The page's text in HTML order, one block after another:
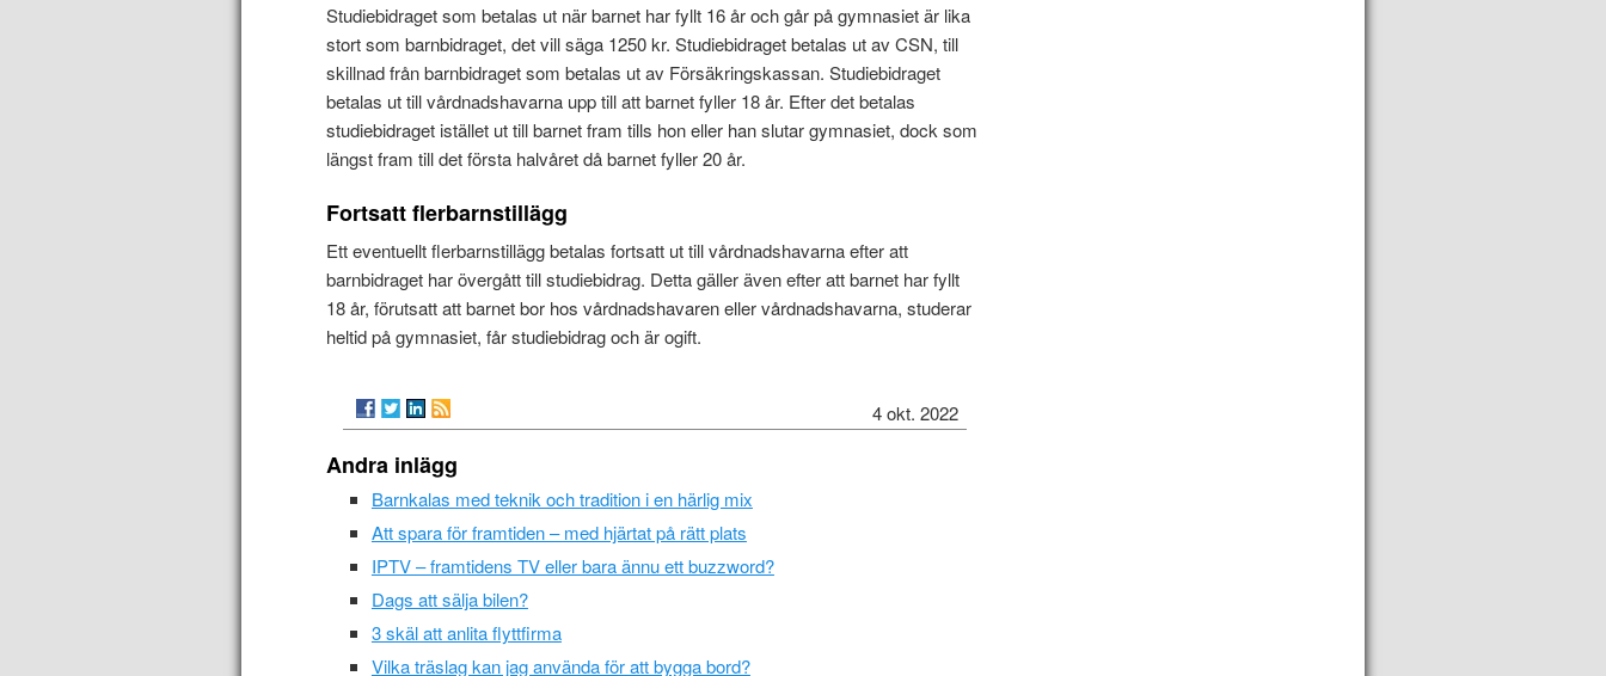
Studiebidraget som betalas ut när barnet har fyllt 16 år och går på gymnasiet är lika
stort som barnbidraget, det vill säga 1250 kr. Studiebidraget betalas ut av CSN, till
skillnad från barnbidraget som betalas ut av Försäkringskassan. Studiebidraget
betalas ut till vårdnadshavarna upp till att barnet fyller 18 år. Efter det betalas
studiebidraget istället ut till barnet fram tills hon eller han slutar gymnasiet, dock som
längst fram till det första halvåret då barnet fyller 20 år.
Fortsatt flerbarnstillägg
Ett eventuellt flerbarnstillägg betalas fortsatt ut till vårdnadshavarna efter att
barnbidraget har övergått till studiebidrag. Detta gäller även efter att barnet har fyllt
18 år, förutsatt att barnet bor hos vårdnadshavaren eller vårdnadshavarna, studerar
heltid på gymnasiet, får studiebidrag och är ogift.
4 okt. 2022
Andra inlägg
Barnkalas med teknik och tradition i en härlig mix
Att spara för framtiden – med hjärtat på rätt plats
IPTV – framtidens TV eller bara ännu ett buzzword?
Dags att sälja bilen?
3 skäl att anlita flyttfirma
Vilka träslag kan jag använda för att bygga bord?